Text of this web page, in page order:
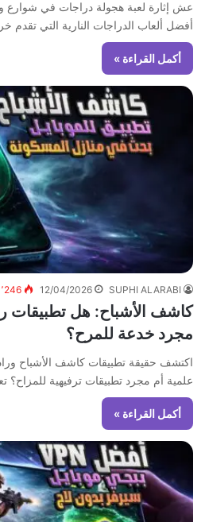
عش إثارة لعبة هجولة دراجات في شوارع
أفضل ألعاب الدراجات النارية التي
أكمل القراءة »
SUPHI ALARABI
12/04/2026
كاشف الأشباح: هل تطبيقات
مجرد خدعة للمرح؟
اكتشف حقيقة تطبيقات كاشف الأشباح
علمية أم مجرد تطبيقات ترفيهية
أكمل القراءة »